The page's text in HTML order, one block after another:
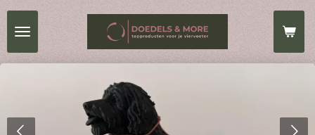
Ga
direct